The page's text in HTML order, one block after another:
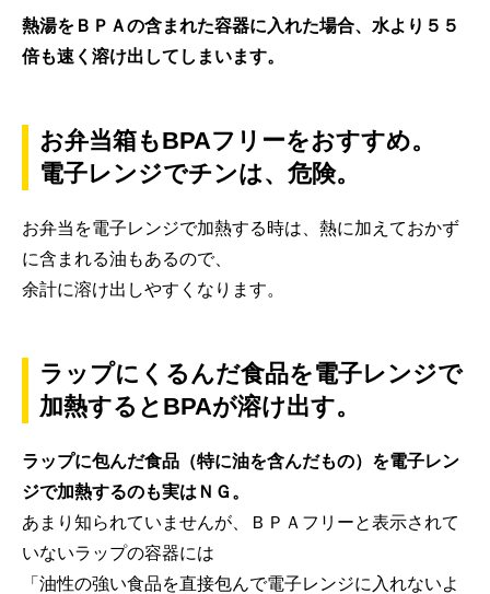
熱湯をＢＰＡの含まれた容器に入れた場合、水より５５
倍も速く溶け出してしまいます。
お弁当箱もBPAフリーをおすすめ。
電子レンジでチンは、危険。
お弁当を電子レンジで加熱する時は、熱に加えておかず
に含まれる油もあるので、
余計に溶け出しやすくなります。
ラップにくるんだ食品を電子レンジで
加熱するとBPAが溶け出す。
ラップに包んだ食品（特に油を含んだもの）を電子レン
ジで加熱するのも実はＮＧ。
あまり知られていませんが、ＢＰＡフリーと表示されて
いないラップの容器には
「油性の強い食品を直接包んで電子レンジに入れないよ